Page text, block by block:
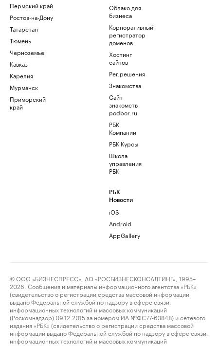
Пермский край
Ростов-на-Дону
Татарстан
Тюмень
Черноземье
Кавказ
Карелия
Мурманск
Приморский
край
Облако для
бизнеса
Корпоративный
регистратор
доменов
Хостинг
сайтов
Рег.решения
Знакомства
Сайт
знакомств
podbor.ru
РБК
Компании
РБК Курсы
Школа
управления
РБК
РБК
Новости
iOS
Android
AppGallery
© ООО «БИЗНЕСПРЕСС», АО «РОСБИЗНЕСКОНСАЛТИНГ», 1995–
2026. Сообщения и материалы информационного агентства «РБК»
(свидетельство о регистрации средства массовой информации
выдано Федеральной службой по надзору в сфере связи,
информационных технологий и массовых коммуникаций
(Роскомнадзор) 09.12.2015 за номером ИА №ФС77-63848) и сетевого
издания «РБК» (свидетельство о регистрации средства массовой
информации выдано Федеральной службой по надзору в сфере связи,
информационных технологий и массовых коммуникаций